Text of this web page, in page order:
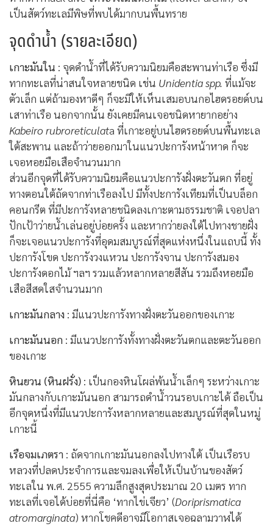
เป็นสัตว์ทะเลมีพิษที่พบได้มากบนพื้นทราย
จุดดำน้ำ (รายละเอียด)
เกาะมันใน : จุดดำน้ำที่ได้รับความนิยมคือสะพานท่าเรือ ซึ่งมี
ทากทะเลที่น่าสนใจหลายชนิด เช่น Unidentia spp. ที่แม้จะ
ตัวเล็ก แต่ถ้ามองหาดีๆ ก็จะมีให้เห็นเสมอบนกอไฮดรอยด์บน
เสาท่าเรือ นอกจากนั้น ยังเคยมีคนเจอชนิดหายากอย่าง
Kabeiro rubroreticulata ที่เกาะอยู่บนไฮดรอยด์บนพื้นทะเล
ใต้สะพาน และถ้าว่ายออกมาในแนวปะการังหน้าหาด ก็จะ
เจอหอยมือเสือจำนวนมาก
ส่วนอีกจุดที่ได้รับความนิยมคือแนวปะการังฝั่งตะวันตก ที่อยู่
ทางตอนใต้ถัดจากท่าเรือลงไป มีทั้งปะการังเทียมที่เป็นบล็อก
คอนกรีต ที่มีปะการังหลายชนิดลงเกาะตามธรรมชาติ เจอปลา
ปักเป้าว่ายน้ำเล่นอยู่บ่อยครั้ง และหากว่ายลงใต้ไปทางชายฝั่ง
ก็จะเจอแนวปะการังที่อุดมสมบูรณ์ที่สุดแห่งหนึ่งในแถบนี้ ทั้ง
ปะการังโขด ปะการังวงแหวน ปะการังจาน ปะการังสมอง
ปะการังดอกไม้ ฯลฯ รวมแล้วหลากหลายสีสัน รวมถึงหอยมือ
เสือสีสดใสจำนวนมาก
เกาะมันกลาง : มีแนวปะการังทางฝั่งตะวันออกของเกาะ
เกาะมันนอก : มีแนวปะการังทั้งทางฝั่งตะวันตกและตะวันออก
ของเกาะ
หินยวน (หินฝรั่ง) : เป็นกองหินโผล่พ้นน้ำเล็กๆ ระหว่างเกาะ
มันกลางกับเกาะมันนอก สามารถดำน้ำวนรอบเกาะได้ ถือเป็น
อีกจุดหนึ่งที่มีแนวปะการังหลากหลายและสมบูรณ์ที่สุดในหมู่
เกาะนี้
เรือจมเภตรา : ถัดจากเกาะมันนอกลงไปทางใต้ เป็นเรือรบ
หลวงที่ปลดประจำการและจมลงเพื่อให้เป็นบ้านของสัตว์
ทะเลใน พ.ศ. 2555 ความลึกสูงสุดประมาณ 20 เมตร ทาก
ทะเลที่เจอได้บ่อยที่นี่คือ ‘ทากไข่เจียว’ (Doriprismatica
atromarginata) หากโชคดีอาจมีโอกาสเจอฉลามวาฬได้